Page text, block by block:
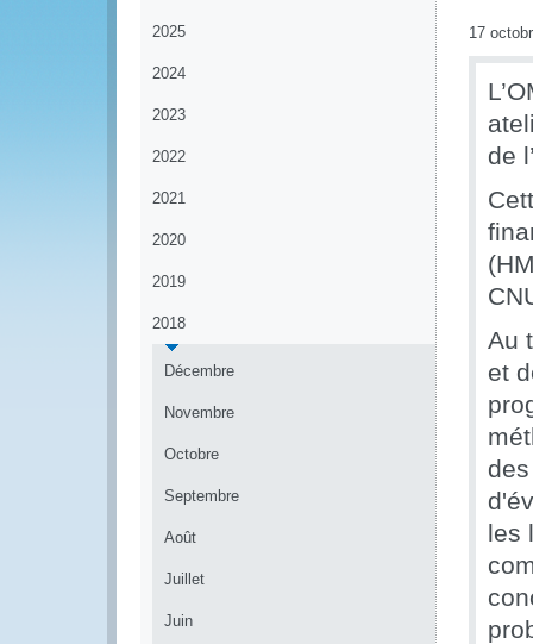
2025
2024
2023
2022
2021
2020
2019
2018
Décembre
Novembre
Octobre
Septembre
Août
Juillet
Juin
17
de
Au
et
les